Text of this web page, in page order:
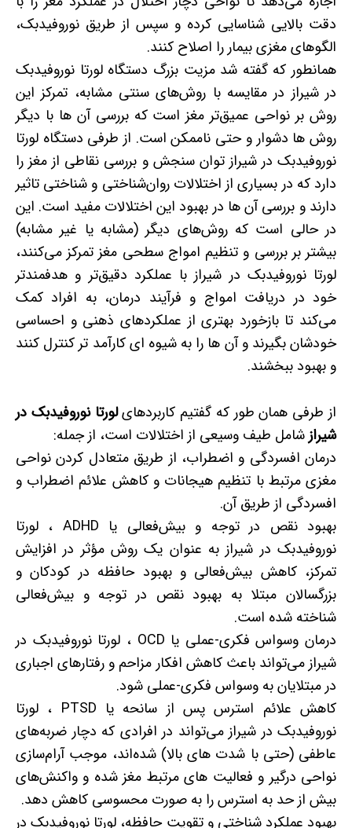
دقت بالایی شناسایی کرده و سپس از طریق نوروفیدبک،
الگوهای مغزی بیمار را اصلاح کنند.
همانطور که گفته شد مزیت بزرگ دستگاه لورتا نوروفیدبک
در شیراز در مقایسه با روش‌های سنتی مشابه، تمرکز این
روش بر نواحی عمیق‌تر مغز است که بررسی آن ها با دیگر
روش ها دشوار و حتی ناممکن است. از طرفی دستگاه لورتا
نوروفیدبک در شیراز توان سنجش و بررسی نقاطی از مغز را
دارد که در بسیاری از اختلالات روان‌شناختی و شناختی تاثیر
دارند و بررسی آن ها در بهبود این اختلالات مفید است. این
در حالی است که روش‌های دیگر (مشابه یا غیر مشابه)
بیشتر بر بررسی و تنظیم امواج سطحی مغز تمرکز می‌کنند،
لورتا نوروفیدبک در شیراز با عملکرد دقیق‌تر و هدفمندتر
خود در دریافت امواج و فرآیند درمان، به افراد کمک
می‌کند تا بازخورد بهتری از عملکردهای ذهنی و احساسی
خودشان بگیرند و آن ها را به شیوه ای کارآمد تر کنترل کنند
و بهبود ببخشند.
از طرفی همان طور که گفتیم کاربردهایلورتا نوروفیدبک در
شیرازشامل طیف وسیعی از اختلالات است، از جمله:
درمان افسردگی و اضطراب، از طریق متعادل کردن نواحی
مغزی مرتبط با تنظیم هیجانات و کاهش علائم اضطراب و
افسردگی از طریق آن.
بهبود نقص در توجه و بیش‌فعالی یا ADHD ، لورتا
نوروفیدبک در شیراز به عنوان یک روش مؤثر در افزایش
تمرکز، کاهش بیش‌فعالی و بهبود حافظه در کودکان و
بزرگسالان مبتلا به بهبود نقص در توجه و بیش‌فعالی
شناخته شده است.
درمان وسواس فکری-عملی یا OCD ، لورتا نوروفیدبک در
شیراز می‌تواند باعث کاهش افکار مزاحم و رفتارهای اجباری
در مبتلایان به وسواس فکری-عملی شود.
کاهش علائم استرس پس از سانحه یا PTSD ، لورتا
نوروفیدبک در شیراز می‌تواند در افرادی که دچار ضربه‌های
عاطفی (حتی با شدت های بالا) شده‌اند، موجب آرام‌سازی
نواحی درگیر و فعالیت های مرتبط مغز شده و واکنش‌های
بیش از حد به استرس را به صورت محسوسی کاهش دهد.
بهبود عملکرد شناختی و تقویت حافظه، لورتا نوروفیدبک در